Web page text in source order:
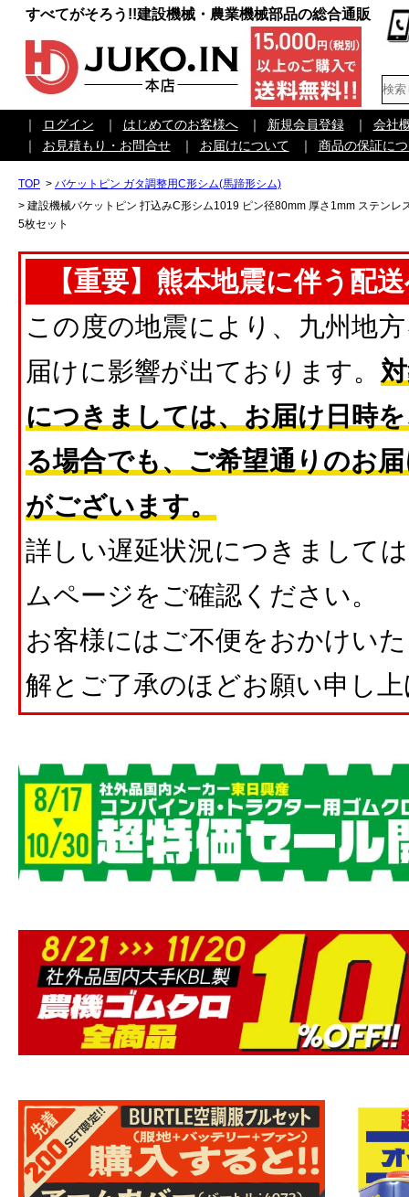
すべてがそろう!!建設機械・農業機械部品の総合通販
｜ ログイン ｜ はじめてのお客様へ ｜ 新規会員登録 ｜
会社
｜
お見積もり・お問合せ ｜ お届けについて ｜ 商品の保証に
TOP > バケットピン ガタ調整用C形シム(馬蹄形シム)
> 建設機械バケットピン 打込みC形シム1019 ピン径80mm 厚さ1mm ステンレ
5枚セット
【重要】熊本地震に伴う配
この度の地震により、九州地
届けに影響が出ております。
につきましては、お届け日時
る場合でも、ご希望通りのお
がございます。
詳しい遅延状況につきまして
ムページをご確認ください。
お客様にはご不便をおかけい
解とご了承のほどお願い申し